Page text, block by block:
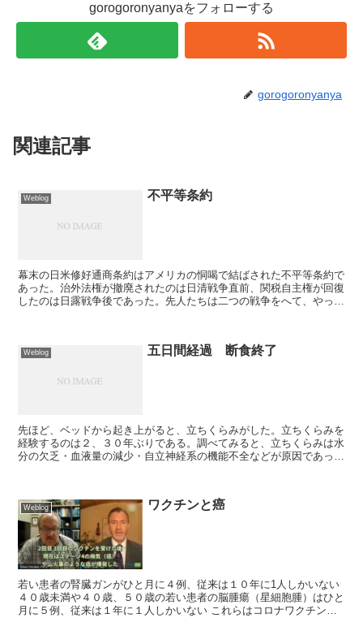
gorogoronyanyaをフォローする
gorogoronyanya
関連記事
Weblog 不平等条約
幕末の日米修好通商条約はアメリカの恫喝で結ばされた不平等条約で
あった。治外法権が撤廃されたのは日清戦争直前、関税自主権が回復
したのは日露戦争後であった。先人たちは二つの戦争をへて、やっと
Weblog 五日間経過 断食終了
先ほど、ベッドから起き上がると、立ちくらみがした。立ちくらみを
経験するのは２、３０年ぶりである。調べてみると、立ちくらみは水
分の欠乏・血液量の減少・自立神経系の機能不全などが原因であった
Weblog ワクチンと癌
若い患者の腎臓ガンがひと月に４例、従来は１０年に1人しかいない
４０歳未満や４０歳、５０歳の若い患者の脳腫瘍（星細胞腫）はひと
月に５例、従来は１年に１人しかいない これらはコロナワクチンの